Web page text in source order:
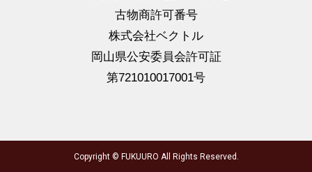
古物商許可番号
株式会社ベクトル
岡山県公安委員会許可証
第721010017001号
Copyright © FUKUURO All Rights Reserved.